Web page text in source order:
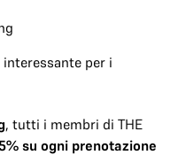
interessante per i
, tutti i membri di THE
su ogni prenotazione